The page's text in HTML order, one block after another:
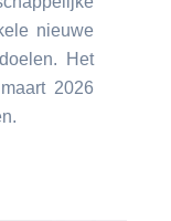
nieuwe
Het
2026